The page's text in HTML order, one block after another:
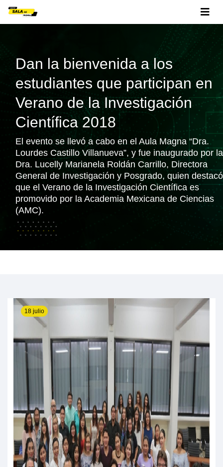
Dan la bienvenida a los
estudiantes que participan en
Verano de la Investigación
Científica 2018
El evento se llevó a cabo en el Aula Magna “Dra.
Lourdes Castillo Villanueva”, y fue inaugurado por la
Dra. Lucelly Marianela Roldán Carrillo, Directora
General de Investigación y Posgrado, quien destacó
que el Verano de la Investigación Científica es
promovido por la Academia Mexicana de Ciencias
(AMC).
18 julio